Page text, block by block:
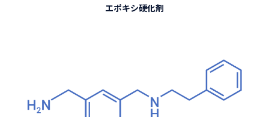
お問い合わせ
エポキシ硬化剤